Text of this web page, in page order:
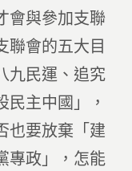
會與參加支聯
聯會的五大目
九民運、追究
民主中國」，
也要放棄「建
專政」，怎能